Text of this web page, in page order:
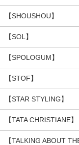
【SHOUSHOU】
【SOL】
【SPOLOGUM】
【STOF】
【STAR STYLING】
【TATA CHRISTIANE】
【TALKING ABOUT